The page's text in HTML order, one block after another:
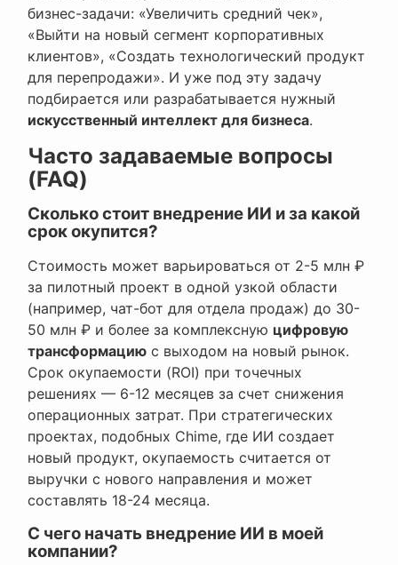
бизнес-задачи: «Увеличить средний чек»,
«Выйти на новый сегмент корпоративных
клиентов», «Создать технологический продукт
для перепродажи». И уже под эту задачу
подбирается или разрабатывается нужный
искусственный интеллект для бизнеса.
Часто задаваемые вопросы
(FAQ)
Сколько стоит внедрение ИИ и за какой
срок окупится?
Стоимость может варьироваться от 2-5 млн ₽
за пилотный проект в одной узкой области
(например, чат-бот для отдела продаж) до 30-
50 млн ₽ и более за комплексную цифровую
трансформацию с выходом на новый рынок.
Срок окупаемости (ROI) при точечных
решениях — 6-12 месяцев за счет снижения
операционных затрат. При стратегических
проектах, подобных Chime, где ИИ создает
новый продукт, окупаемость считается от
выручки с нового направления и может
составлять 18-24 месяца.
С чего начать внедрение ИИ в моей
компании?